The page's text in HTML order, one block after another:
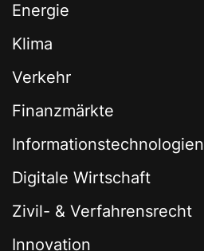
Energie
Klima
Verkehr
Finanzmärkte
Informationstechnologien
Digitale Wirtschaft
Zivil- & Verfahrensrecht
Innovation